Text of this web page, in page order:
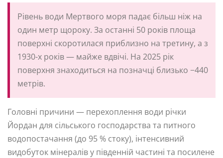
Рівень води Мертвого моря падає більш ніж на
один метр щороку. За останні 50 років площа
поверхні скоротилася приблизно на третину, а з
1930-х років — майже вдвічі. На 2025 рік
поверхня знаходиться на позначці близько −440
метрів.
Головні причини — перехоплення води річки
Йордан для сільського господарства та питного
водопостачання (до 95 % стоку), інтенсивний
видобуток мінералів у південній частині та посилене